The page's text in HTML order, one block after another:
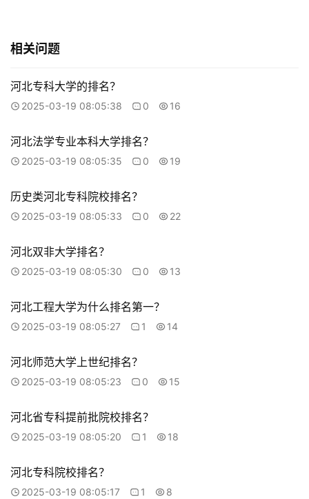
相关问题
河北专科大学的排名？
2025-03-19 08:05:38 0 16
河北法学专业本科大学排名？
2025-03-19 08:05:35 0 19
历史类河北专科院校排名？
2025-03-19 08:05:33 0 22
河北双非大学排名？
2025-03-19 08:05:30 0 13
河北工程大学为什么排名第一？
2025-03-19 08:05:27 1 14
河北师范大学上世纪排名？
2025-03-19 08:05:23 0 15
河北省专科提前批院校排名？
2025-03-19 08:05:20 1 18
河北专科院校排名？
2025-03-19 08:05:17 1 8